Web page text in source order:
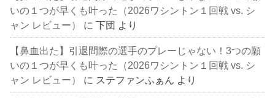
いの１つが早くも叶った（2026ワシントン１回戦 vs. シ
ャン レビュー）
に下団 より
【鼻血出た】引退間際の選手のプレーじゃない！3つの願
いの１つが早くも叶った（2026ワシントン１回戦 vs. シ
ャン レビュー）
に ステファンふぁん より